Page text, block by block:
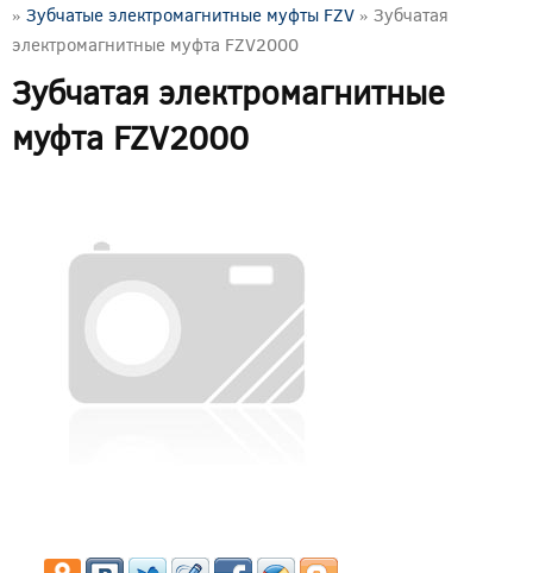
» Зубчатые электромагнитные муфты FZV » Зубчатая
электромагнитные муфта FZV2000
Зубчатая электромагнитные
муфта FZV2000